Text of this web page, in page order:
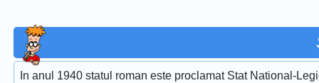
In anul 1940 statul roman este proclamat Stat National-